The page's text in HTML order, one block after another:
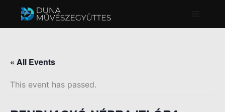
Főmenü
« All Events
This event has passed.